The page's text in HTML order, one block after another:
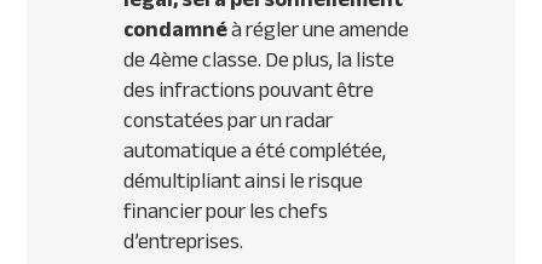
condamnéà régler une amende
de 4ème classe. De plus, la liste
des infractions pouvant être
constatées par un radar
automatique a été complétée,
démultipliant ainsi le risque
financier pour les chefs
d’entreprises.